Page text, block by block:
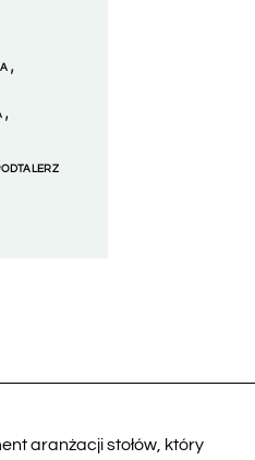
,
,
aranżacji stołów, który